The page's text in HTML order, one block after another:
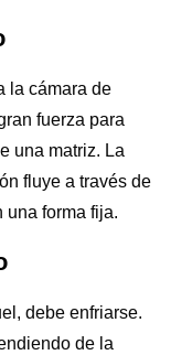
la cámara de
fuerza para
una matriz. La
fluye a través de
una forma fija.
debe enfriarse.
de la